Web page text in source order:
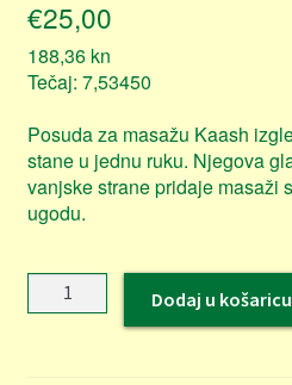
€25,00
188,36 kn
Tečaj: 7,53450
Posuda za masažu Kaash
stane u jednu ruku. Njegova
vanjske strane pridaje masaži
ugodu.
Kaash
Bowl
Dodaj u košaricu